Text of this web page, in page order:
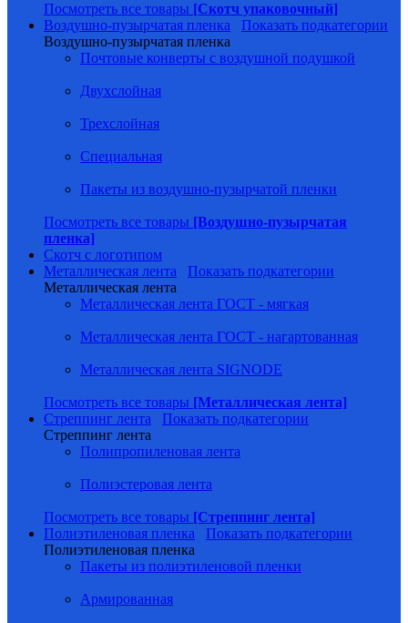
Посмотреть все товары [Скотч упаковочный]
Воздушно-пузырчатая пленка
Показать подкатегории
Воздушно-пузырчатая пленка
Почтовые конверты с воздушной подушкой
Двухслойная
Трехслойная
Специальная
Пакеты из воздушно-пузырчатой пленки
Посмотреть все товары [Воздушно-пузырчатая
пленка]
Скотч с логотипом
Металлическая лента
Показать подкатегории
Металлическая лента
Металлическая лента ГОСТ - мягкая
Металлическая лента ГОСТ - нагартованная
Металлическая лента SIGNODE
Посмотреть все товары [Металлическая лента]
Стреппинг лента
Показать подкатегории
Стреппинг лента
Полипропиленовая лента
Полиэстеровая лента
Посмотреть все товары [Стреппинг лента]
Полиэтиленовая пленка
Показать подкатегории
Полиэтиленовая пленка
Пакеты из полиэтиленовой пленки
Армированная